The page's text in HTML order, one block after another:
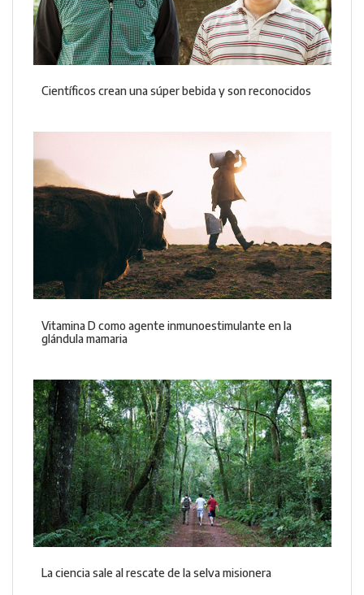
Científicos crean una súper bebida y son reconocidos
Vitamina D como agente inmunoestimulante en la
glándula mamaria
La ciencia sale al rescate de la selva misionera